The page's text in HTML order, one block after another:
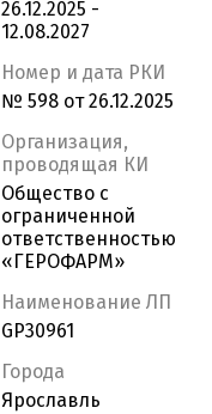
26.12.2025 -
12.08.2027
Номер и дата РКИ
№ 598 от 26.12.2025
Организация,
проводящая КИ
Общество с
ограниченной
ответственностью
«ГЕРОФАРМ»
Наименование ЛП
GP30961
Города
Ярославль